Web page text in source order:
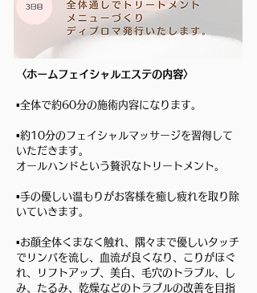
〈ホームフェイシャルエステの内容〉
▪️全体で約60分の施術内容になります。
▪️約10分のフェイシャルマッサージを習得して
いただきます。
オールハンドという贅沢なトリートメント。​
▪️手の優しい温もりがお客様を癒し疲れを取り除
いていきます。
▪️お顔全体くまなく触れ、隅々まで優しいタッチ
でリンパを流し、血流が良くなり、こりがほぐ
れ、リフトアップ、美白、毛穴のトラブル、し
み、たるみ、乾燥などのトラブルの改善を目指